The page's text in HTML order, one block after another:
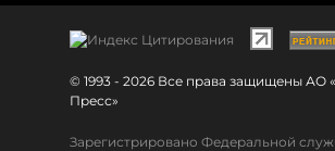
© 1993 - 2026 Все права защищены АО
Пресс»
Зарегистрировано Федеральной